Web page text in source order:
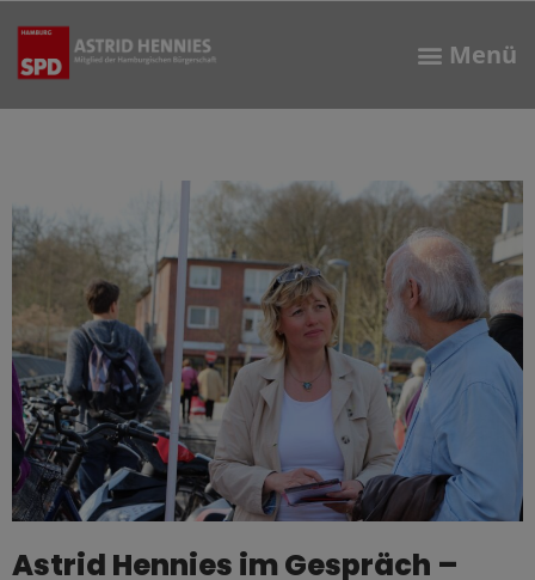
Astrid Hennies im Gespräch –